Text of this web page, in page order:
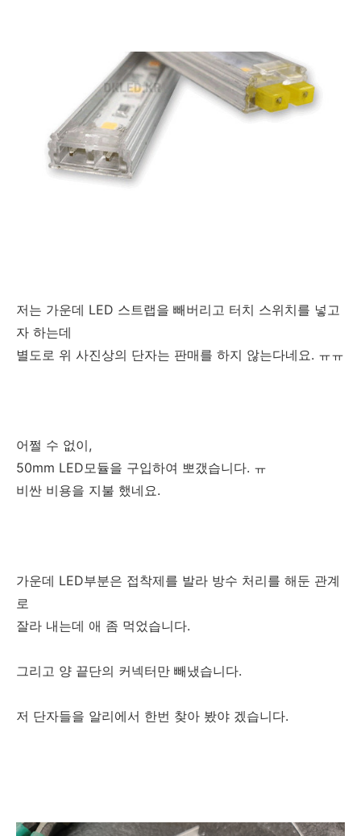
저는 가운데 LED 스트랩을 빼버리고 터치 스위치를 넣고
자 하는데
별도로 위 사진상의 단자는 판매를 하지 않는다네요. ㅠㅠ
어쩔 수 없이,
50mm LED모듈을 구입하여 뽀갰습니다. ㅠ
비싼 비용을 지불 했네요.
가운데 LED부분은 접착제를 발라 방수 처리를 해둔 관계
로
잘라 내는데 애 좀 먹었습니다.
그리고 양 끝단의 커넥터만 빼냈습니다.
저 단자들을 알리에서 한번 찾아 봤야 겠습니다.